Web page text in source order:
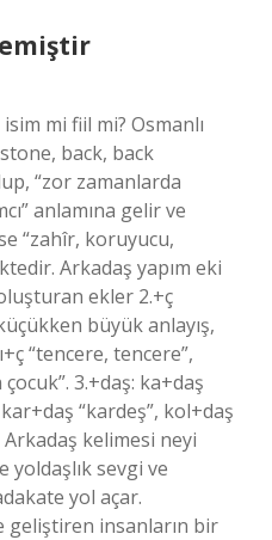
mi fiil mi? Osmanlı
“zor zamanlarda
anlamına gelir ve
“zahîr, koruyucu,
Arkadaş yapım eki
ekler 2.+ç
büyük anlayış,
“tencere, tencere”,
3.+daş: ka+daş
“kardeş”, kol+daş
kelimesi neyi
yoldaşlık sevgi ve
yol açar.
geliştiren insanların bir